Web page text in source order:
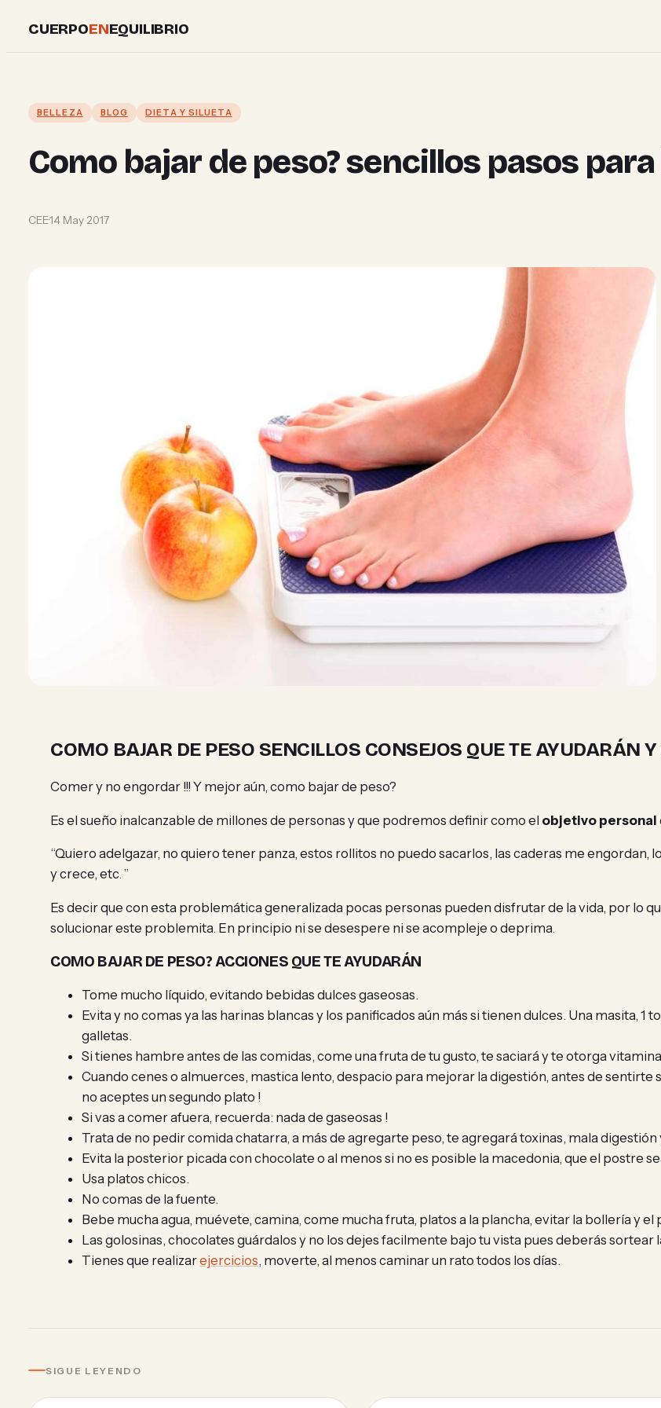
content
CUERPOENEQUILIBRIO
BELLEZA BLOG DIETA Y SILUETA
Como bajar de peso? sencillos pasos
CEE·14 May 2017
COMO BAJAR DE PESO SENCILLOS CONSEJOS QUE TE AYUDARÁN
Comer y no engordar !!! Y mejor aún, como bajar de peso?
Es el sueño inalcanzable de millones de personas y que podremos definir como el objetivo personal
“Quiero adelgazar, no quiero tener panza, estos rollitos no puedo sacarlos, las caderas me
y crece, etc. ”
Es decir que con esta problemática generalizada pocas personas pueden disfrutar de la vida, por lo
solucionar este problemita. En principio ni se desespere ni se acompleje o deprima.
COMO BAJAR DE PESO? ACCIONES QUE TE AYUDARÁN
Tome mucho líquido, evitando bebidas dulces gaseosas.
Evita y no comas ya las harinas blancas y los panificados aún más si tienen dulces. Una masita,
galletas.
Si tienes hambre antes de las comidas, come una fruta de tu gusto, te saciará y te otorga
Cuando cenes o almuerces, mastica lento, despacio para mejorar la digestión, antes de sentirte
no aceptes un segundo plato !
Si vas a comer afuera, recuerda: nada de gaseosas !
Trata de no pedir comida chatarra, a más de agregarte peso, te agregará toxinas, mala digestión
Evita la posterior picada con chocolate o al menos si no es posible la macedonia, que el postre
Usa platos chicos.
No comas de la fuente.
Bebe mucha agua, muévete, camina, come mucha fruta, platos a la plancha, evitar la bollería y el
Las golosinas, chocolates guárdalos y no los dejes facilmente bajo tu vista pues deberás
Tienes que realizarejercicios, moverte, al menos caminar un rato todos los días.
SIGUE LEYENDO